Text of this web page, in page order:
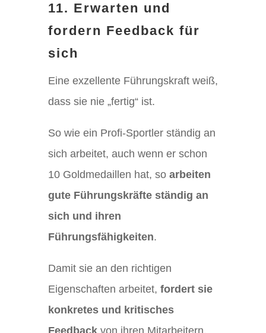
11. Erwarten und
fordern Feedback für
sich
Eine exzellente Führungskraft weiß,
dass sie nie „fertig“ ist.
So wie ein Profi-Sportler ständig an
sich arbeitet, auch wenn er schon
10 Goldmedaillen hat, so arbeiten
gute Führungskräfte ständig an
sich und ihren
Führungsfähigkeiten.
Damit sie an den richtigen
Eigenschaften arbeitet, fordert sie
konkretes und kritisches
Feedback von ihren Mitarbeitern.